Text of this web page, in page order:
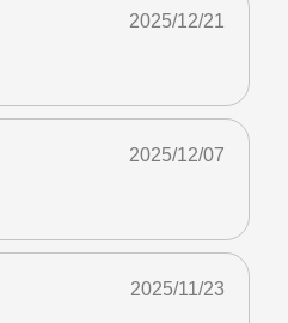
2025/12/21
2025/12/07
2025/11/23